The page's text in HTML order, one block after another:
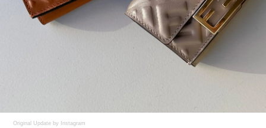
Original Update by Instagram